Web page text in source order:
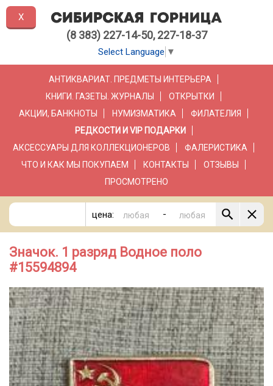
(8 383) 227-14-50, 227-18-37
Select Language ▼
АНТИКВАРИАТ. ПРЕДМЕТЫ ИНТЕРЬЕРА
КНИГИ. ГАЗЕТЫ. ЖУРНАЛЫ
ОТКРЫТКИ
АКЦИИ, БАНКНОТЫ
НУМИЗМАТИКА
ФИЛАТЕЛИЯ
РЕДКОСТИ И VIP ПОДАРКИ
АКСЕССУАРЫ ДЛЯ КОЛЛЕКЦИОНЕРОВ
ФАЛЕРИСТИКА
ЧТО И КАК МЫ ПОКУПАЕМ
КОНТАКТЫ
ОТЗЫВЫ
ПРОСМОТРЕНО
цена: -
Значок. 1 разряд Водное поло
#15594894
X